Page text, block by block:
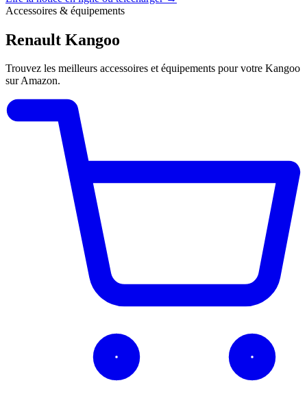
Accessoires & équipements
Renault Kangoo
Trouvez les meilleurs accessoires et équipements pour votre Kangoo
sur Amazon.